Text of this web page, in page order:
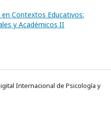
Contextos Educativos:
y Académicos II
Internacional de Psicología y